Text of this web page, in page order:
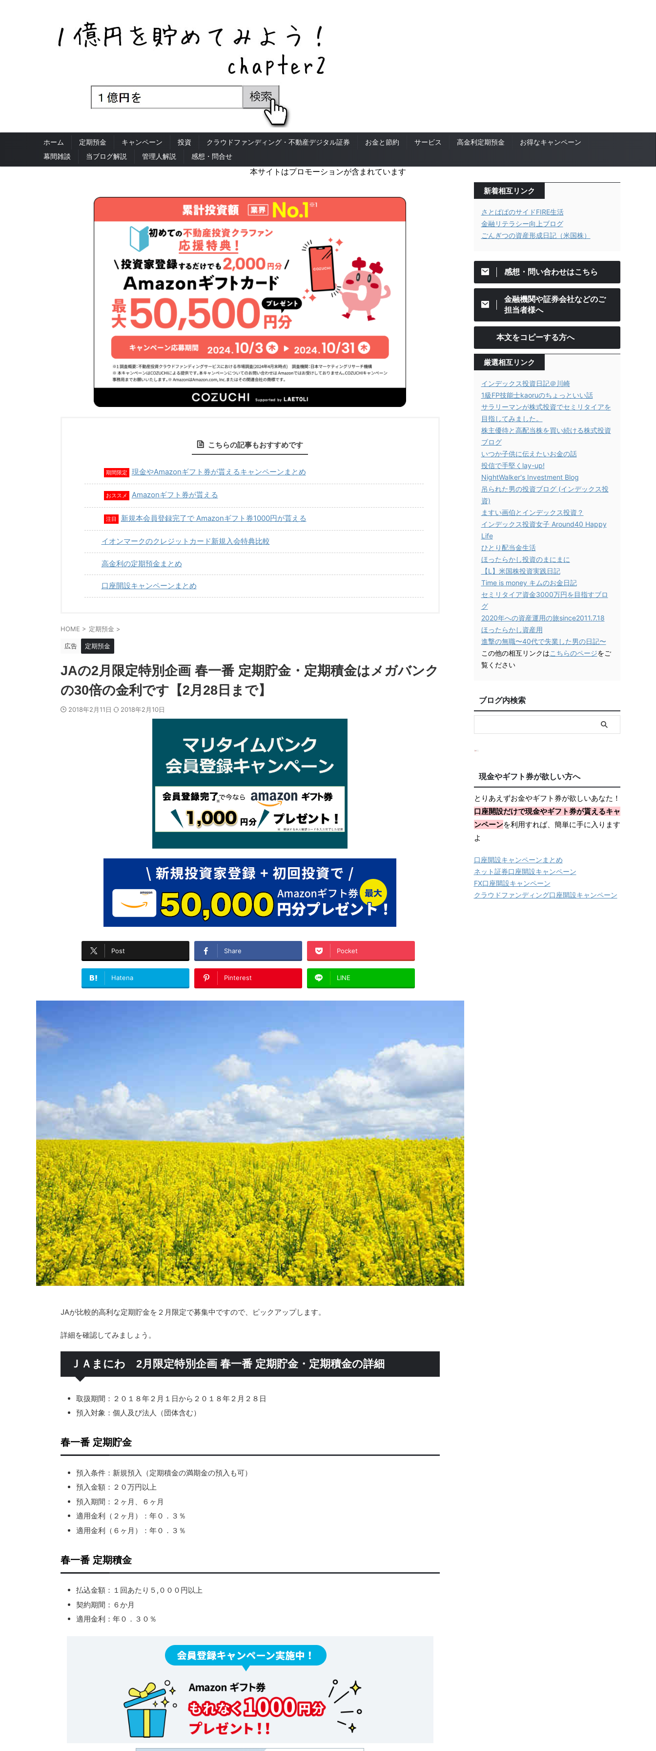
ホーム 定期預金 キャンペーン 投資 クラウドファンディング・不動産デジタル証券 お金と節約 サービス 高金利定期預金
お得なキャンペーン
幕間雑談
当ブログ解説 管理人解説 感想・問合せ
本サイトはプロモーションが含まれています
こちらの記事もおすすめです
期間限定 現金やAmazonギフト券が貰えるキャンペーンまとめ
おススメ Amazonギフト券が貰える
注目 新規本会員登録完了で Amazonギフト券1000円が貰える
イオンマークのクレジットカード新規入会特典比較
高金利の定期預金まとめ
口座開設キャンペーンまとめ
HOME > 定期預金 >
広告 定期預金
JAの2月限定特別企画 春一番 定期貯金・定期積金はメガバンク
の30倍の金利です【2月28日まで】
2018年2月11日 2018年2月10日
Post Share Pocket
Hatena Pinterest LINE
JAが比較的高利な定期貯金を２月限定で募集中ですので、ピックアップします。
詳細を確認してみましょう。
ＪＡまにわ 2月限定特別企画 春一番 定期貯金・定期積金の詳細
取扱期間：２０１８年２月１日から２０１８年２月２８日
預入対象：個人及び法人（団体含む）
春一番 定期貯金
預入条件：新規預入（定期積金の満期金の預入も可）
預入金額：２０万円以上
預入期間：２ヶ月、６ヶ月
適用金利（２ヶ月）：年０．３％
適用金利（６ヶ月）：年０．３％
春一番 定期積金
払込金額：１回あたり５,０００円以上
契約期間：６か月
適用金利：年０．３０％
新着相互リンク
さとぱぱのサイドFIRE生活
金融リテラシー向上ブログ
ごんぎつの資産形成日記（米国株）
感想・問い合わせはこちら
金融機関や証券会社などのご
担当者様へ
本文をコピーする方へ
厳選相互リンク
インデックス投資日記＠川崎
1級FP技能士kaoruのちょっといい話
サラリーマンが株式投資でセミリタイアを
目指してみました。
株主優待と高配当株を買い続ける株式投資
ブログ
いつか子供に伝えたいお金の話
投信で手堅くlay-up!
NightWalker's Investment Blog
吊られた男の投資ブログ (インデックス投
資)
ますい画伯とインデックス投資？
インデックス投資女子 Around40 Happy
Life
ひとり配当金生活
ほったらかし投資のまにまに
【L】米国株投資実践日記
Time is money キムのお金日記
セミリタイア資金3000万円を目指すブロ
グ
2020年への資産運用の旅since2011.7.18
ほったらかし資産用
進撃の無職〜40代で失業した男の日記〜
この他の相互リンクはこちらのページをご
覧ください
ブログ内検索
現金やギフト券が欲しい方へ
とりあえずお金やギフト券が欲しいあなた！
口座開設だけで現金やギフト券が貰えるキャ
ンペーンを利用すれば、簡単に手に入ります
よ
口座開設キャンペーンまとめ
ネット証券口座開設キャンペーン
FX口座開設キャンペーン
クラウドファンディング口座開設キャンペーン